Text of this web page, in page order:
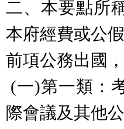
二、本要點所
本府經費或公假
前項公務出國
(一)第一類：
際會議及其他